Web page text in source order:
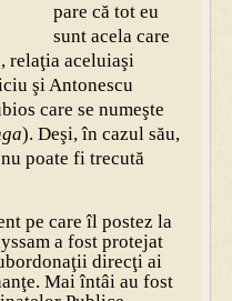
pare că tot eu
sunt acela care
relaţia aceluiaşi
şi Antonescu
care se numeşte
). Deşi, în cazul său,
poate fi trecută
pe care îl postez la
a fost protejat
direcţi ai
Mai întâi au fost